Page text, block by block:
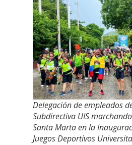
Delegación de empleados
Subdirectiva UIS
Santa Marta en la
Juegos Deportivos